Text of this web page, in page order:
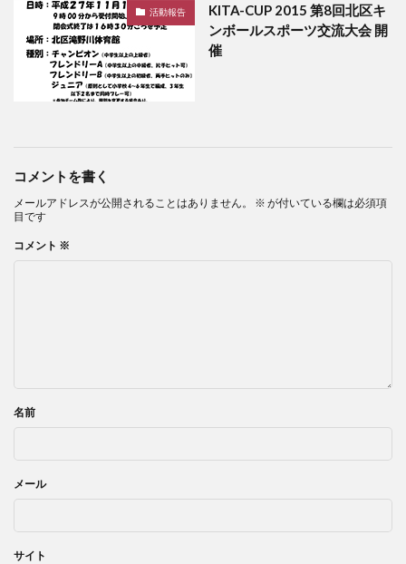
活動報告
KITA-CUP 2015 第8回北区キ
ンボールスポーツ交流大会 開
催
コメントを書く
メールアドレスが公開されることはありません。 ※ が付いている欄は必須項
目です
コメント ※
名前
メール
サイト